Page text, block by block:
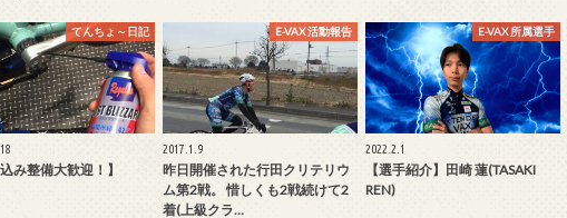
てんちょ～日記
込み整備大歓迎！】
E-VAX 活動報告
2017.1.9
昨日開催された行田クリテリウ
ム第2戦。 惜しくも2戦続けて2
着(上級クラ…
E-VAX 所属選手
2022.2.1
【選手紹介】田崎 蓮(TASAKI
REN)